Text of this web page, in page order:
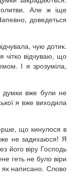
Але ж іще
доведеться
чую дотик.
чітко відчуваю, що
І я зрозуміла,
думки вже були не
я вже виходила
що кинулося в
не задихаюся! Я
його віру Господь
геть не було віри
як написано. Слово